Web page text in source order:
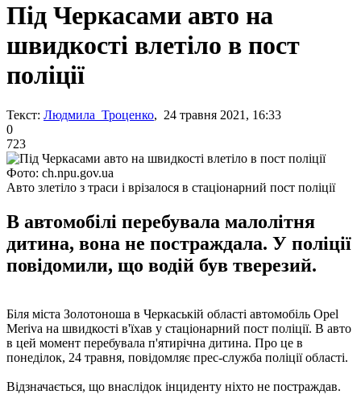
Під Черкасами авто на
швидкості влетіло в пост
поліції
Текст: Людмила Троценко, 24 травня 2021, 16:33
0
723
Фото: ch.npu.gov.ua
Авто злетіло з траси і врізалося в стаціонарний пост поліції
В автомобілі перебувала малолітня
дитина, вона не постраждала. У поліції
повідомили, що водій був тверезий.
Біля міста Золотоноша в Черкаській області автомобіль Opel
Meriva на швидкості в'їхав у стаціонарний пост поліції. В авто
в цей момент перебувала п'ятирічна дитина. Про це в
понеділок, 24 травня, повідомляє прес-служба поліції області.
Відзначається, що внаслідок інциденту ніхто не постраждав.